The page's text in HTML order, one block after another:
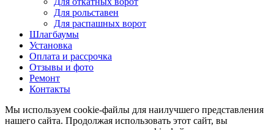
Для рольставен
Для распашных ворот
Шлагбаумы
Установка
Оплата и рассрочка
Отзывы и фото
Ремонт
Контакты
Мы используем cookie-файлы для наилучшего представления
нашего сайта. Продолжая использовать этот сайт, вы